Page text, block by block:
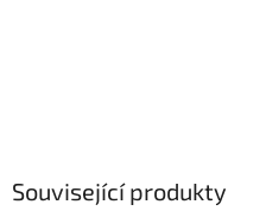
Související produkty